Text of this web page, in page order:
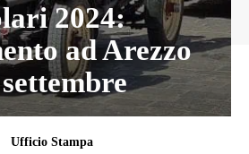
2024:
ad Arezzo
Ufficio Stampa